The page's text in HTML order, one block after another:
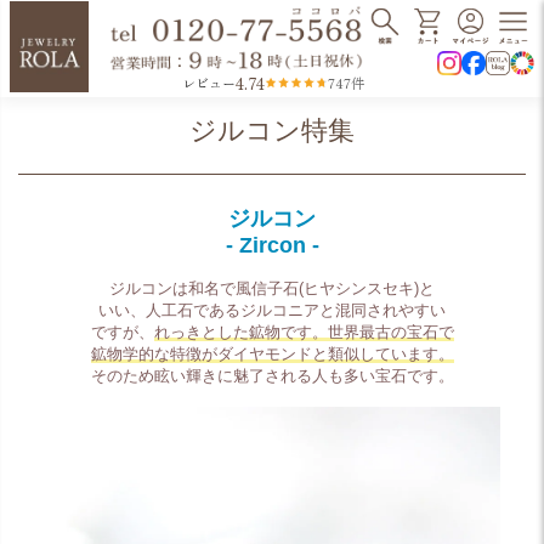
レビュー4.74 747件
ジルコン特集
ジルコン
- Zircon -
ジルコンは和名で風信子石(ヒヤシンスセキ)と
いい、人工石であるジルコニアと混同されやすい
ですが、 れっきとした鉱物です。世界最古の宝石で
鉱物学的な特徴がダイヤモンドと類似しています。
そのため眩い輝きに魅了される人も多い宝石です。